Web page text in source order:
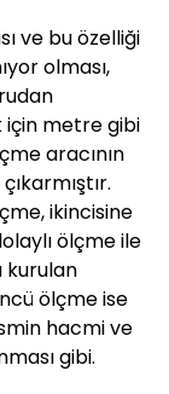
ve bu özelliği
olması,
için metre gibi
aracının
ikincisine
ölçme ile
kurulan
ölçme ise
hacmi ve
gibi.